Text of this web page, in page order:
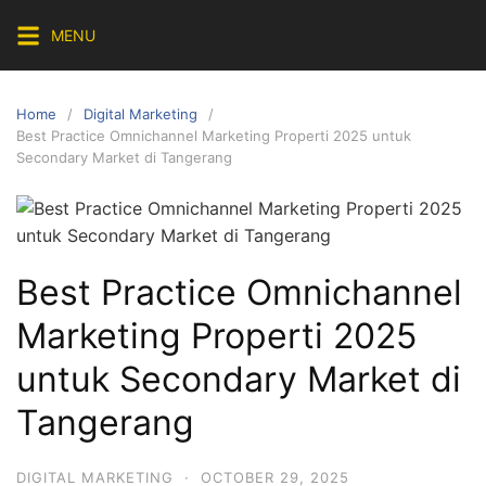
content
MENU
Home
Digital Marketing
Best Practice Omnichannel Marketing Properti 2025 untuk
Secondary Market di Tangerang
Best Practice Omnichannel
Marketing Properti 2025
untuk Secondary Market di
Tangerang
DIGITAL MARKETING · OCTOBER 29, 2025